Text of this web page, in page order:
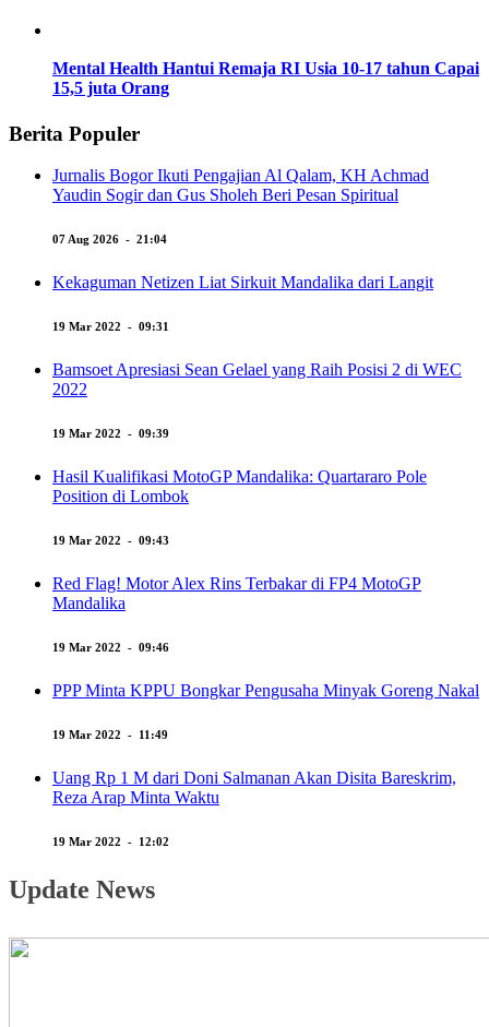
Mental Health Hantui Remaja RI Usia 10-17 tahun Capai
15,5 juta Orang
Berita Populer
Jurnalis Bogor Ikuti Pengajian Al Qalam, KH Achmad
Yaudin Sogir dan Gus Sholeh Beri Pesan Spiritual
07 Aug 2026 - 21:04
Kekaguman Netizen Liat Sirkuit Mandalika dari Langit
19 Mar 2022 - 09:31
Bamsoet Apresiasi Sean Gelael yang Raih Posisi 2 di WEC
2022
19 Mar 2022 - 09:39
Hasil Kualifikasi MotoGP Mandalika: Quartararo Pole
Position di Lombok
19 Mar 2022 - 09:43
Red Flag! Motor Alex Rins Terbakar di FP4 MotoGP
Mandalika
19 Mar 2022 - 09:46
PPP Minta KPPU Bongkar Pengusaha Minyak Goreng Nakal
19 Mar 2022 - 11:49
Uang Rp 1 M dari Doni Salmanan Akan Disita Bareskrim,
Reza Arap Minta Waktu
19 Mar 2022 - 12:02
Update News